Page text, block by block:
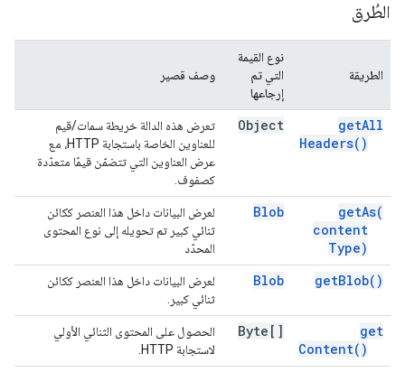
الطُرق
الطريقة
نوع القيمة
التي تم
إرجاعها
وصف قصير
getAll
Headers( )
Object
تعرض هذه الدالة خريطة سمات/قيم
للعناوين الخاصة باستجابة HTTP، مع
عرض العناوين التي تتضمّن قيمًا متعدّدة
كصفوف.
getAs(
content
Type)
Blob
لعرض البيانات داخل هذا العنصر ككائن
ثنائي كبير تم تحويله إلى نوع المحتوى
المحدّد
getBlob( )
Blob
لعرض البيانات داخل هذا العنصر ككائن
ثنائي كبير.
get
Content( )
Byte[]
الحصول على المحتوى الثنائي الأولي
لاستجابة HTTP.